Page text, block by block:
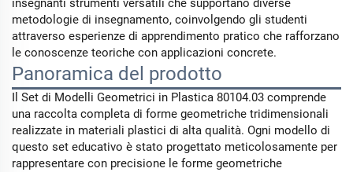
insegnanti strumenti versatili che supportano diverse
metodologie di insegnamento, coinvolgendo gli studenti
attraverso esperienze di apprendimento pratico che rafforzano
le conoscenze teoriche con applicazioni concrete.
Panoramica del prodotto
Il Set di Modelli Geometrici in Plastica 80104.03 comprende
una raccolta completa di forme geometriche tridimensionali
realizzate in materiali plastici di alta qualità. Ogni modello di
questo set educativo è stato progettato meticolosamente per
rappresentare con precisione le forme geometriche